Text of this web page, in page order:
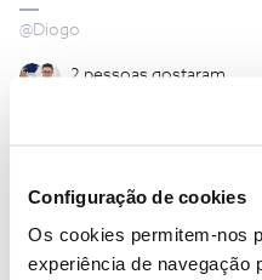
Configuração de cookies
Os cookies permitem-nos
experiência de navegação
@Diogo
2 pessoas gostaram
marcolopes
Antes, a NOS deixava